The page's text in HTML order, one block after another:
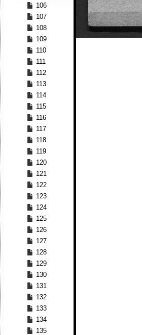
106
107
108
109
110
111
112
113
114
115
116
117
118
119
120
121
122
123
124
125
126
127
128
129
130
131
132
133
134
135